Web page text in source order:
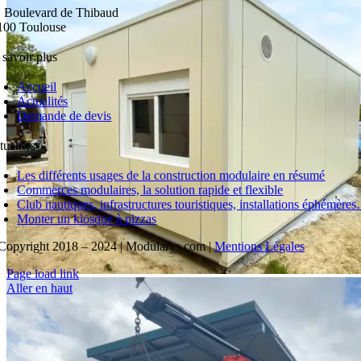
Boulevard de Thibaud
Toulouse
savoir plus
Accueil
Actualités
Demande de devis
Les différents usages de la construction modulaire en résumé
Commerces modulaires, la solution rapide et flexible
Club nautiques, infrastructures touristiques, installations
Monter un kiosque à pizzas
2018 – 2024 | Modularys.com |Mentions Légales
Page load link
Aller en haut